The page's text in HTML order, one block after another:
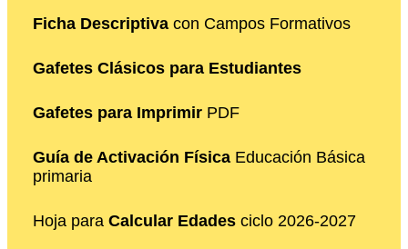
Ficha Descriptiva con Campos Formativos
Gafetes Clásicos para Estudiantes
Gafetes para Imprimir PDF
Guía de Activación Física Educación Básica
primaria
Hoja para Calcular Edades ciclo 2026-2027